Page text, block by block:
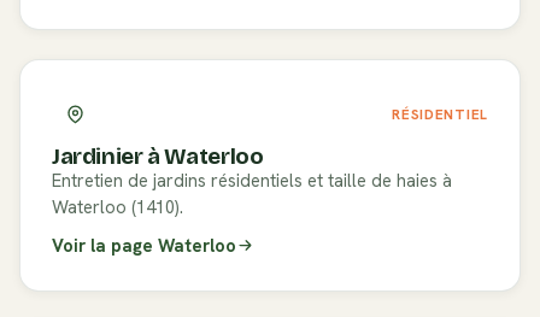
RÉSIDENTIEL
Jardinier àWaterloo
Entretien de jardins résidentiels et taille de haies à
Waterloo (1410).
Voir la page Waterloo